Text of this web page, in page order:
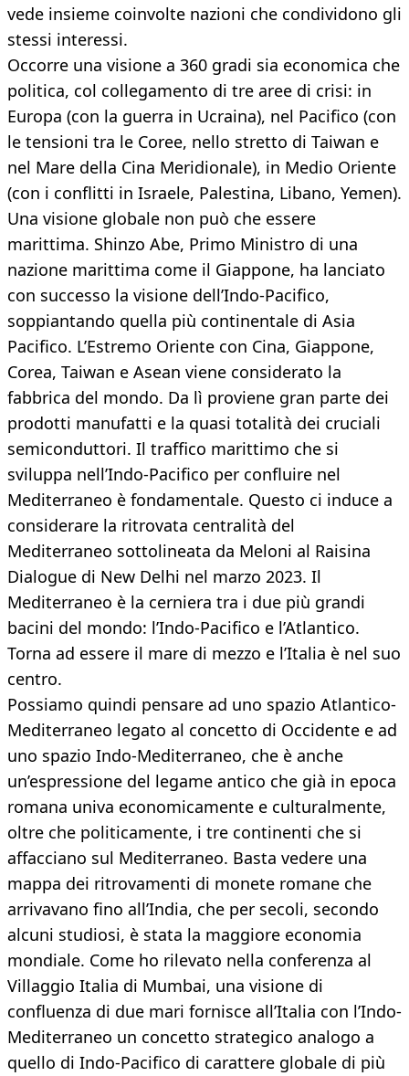
vede insieme coinvolte nazioni che condividono gli
stessi interessi.
Occorre una visione a 360 gradi sia economica che
politica, col collegamento di tre aree di crisi: in
Europa (con la guerra in Ucraina), nel Pacifico (con
le tensioni tra le Coree, nello stretto di Taiwan e
nel Mare della Cina Meridionale), in Medio Oriente
(con i conflitti in Israele, Palestina, Libano, Yemen).
Una visione globale non può che essere
marittima. Shinzo Abe, Primo Ministro di una
nazione marittima come il Giappone, ha lanciato
con successo la visione dell’Indo-Pacifico,
soppiantando quella più continentale di Asia
Pacifico. L’Estremo Oriente con Cina, Giappone,
Corea, Taiwan e Asean viene considerato la
fabbrica del mondo. Da lì proviene gran parte dei
prodotti manufatti e la quasi totalità dei cruciali
semiconduttori. Il traffico marittimo che si
sviluppa nell’Indo-Pacifico per confluire nel
Mediterraneo è fondamentale. Questo ci induce a
considerare la ritrovata centralità del
Mediterraneo sottolineata da Meloni al Raisina
Dialogue di New Delhi nel marzo 2023. Il
Mediterraneo è la cerniera tra i due più grandi
bacini del mondo: l’Indo-Pacifico e l’Atlantico.
Torna ad essere il mare di mezzo e l’Italia è nel suo
centro.
Possiamo quindi pensare ad uno spazio Atlantico-
Mediterraneo legato al concetto di Occidente e ad
uno spazio Indo-Mediterraneo, che è anche
un’espressione del legame antico che già in epoca
romana univa economicamente e culturalmente,
oltre che politicamente, i tre continenti che si
affacciano sul Mediterraneo. Basta vedere una
mappa dei ritrovamenti di monete romane che
arrivavano fino all’India, che per secoli, secondo
alcuni studiosi, è stata la maggiore economia
mondiale. Come ho rilevato nella conferenza al
Villaggio Italia di Mumbai, una visione di
confluenza di due mari fornisce all’Italia con l’Indo-
Mediterraneo un concetto strategico analogo a
quello di Indo-Pacifico di carattere globale di più